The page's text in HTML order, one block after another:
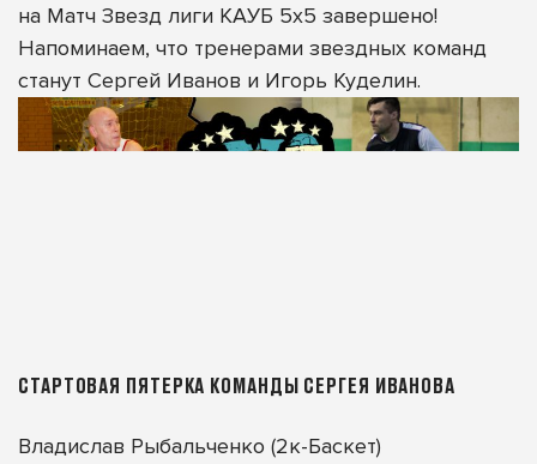
на Матч Звезд лиги КАУБ 5х5 завершено!
Напоминаем, что тренерами звездных команд
станут Сергей Иванов и Игорь Куделин.
СТАРТОВАЯ ПЯТЕРКА КОМАНДЫ СЕРГЕЯ ИВАНОВА
Владислав Рыбальченко (2к-Баскет)